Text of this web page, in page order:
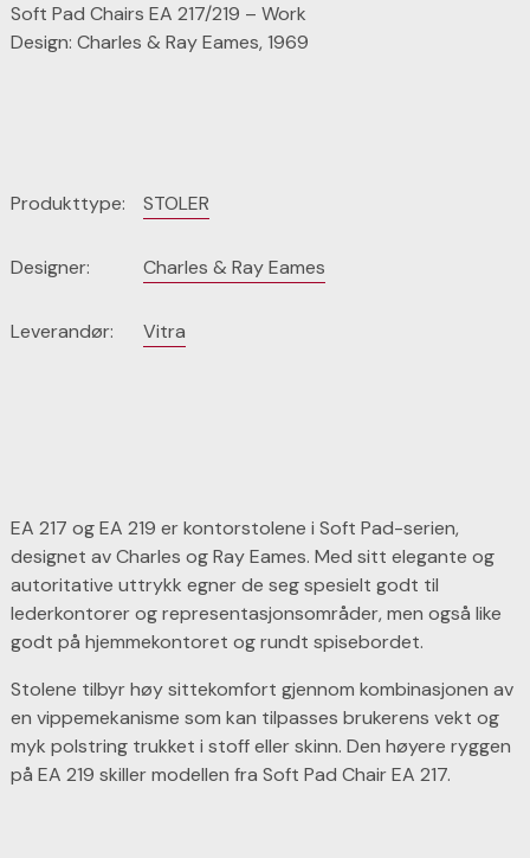
Soft Pad Chairs EA 217/219 – Work
Design: Charles & Ray Eames, 1969
Produkttype: STOLER
Designer: Charles & Ray Eames
Leverandør: Vitra
EA 217 og EA 219 er kontorstolene i Soft Pad-serien,
designet av Charles og Ray Eames. Med sitt elegante og
autoritative uttrykk egner de seg spesielt godt til
lederkontorer og representasjonsområder, men også like
godt på hjemmekontoret og rundt spisebordet.
Stolene tilbyr høy sittekomfort gjennom kombinasjonen av
en vippemekanisme som kan tilpasses brukerens vekt og
myk polstring trukket i stoff eller skinn. Den høyere ryggen
på EA 219 skiller modellen fra Soft Pad Chair EA 217.